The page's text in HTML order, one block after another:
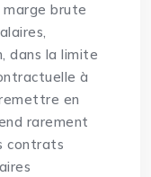
marge brute
dans la limite
à
en
rarement
contrats